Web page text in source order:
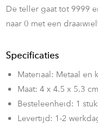
De teller gaat tot 9999
naar 0 met een
Specificaties
Materiaal: Metaal en
Maat: 4 x 4.5 x 5.3 cm
Besteleenheid: 1
Levertijd: 1-2